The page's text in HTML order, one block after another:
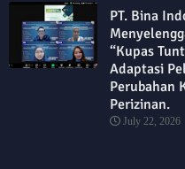
PT. Bina
“Kupas
Adaptasi
Perubahan
Perizinan.
July 22, 2026